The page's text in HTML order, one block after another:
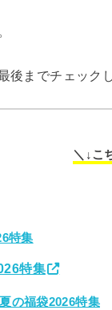
後までチェック
＼↓こ
特集
特集
の福袋2026特集